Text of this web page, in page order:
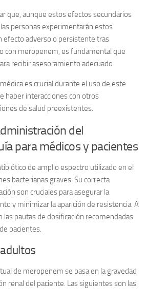
que, aunque estos efectos secundarios
personas experimentarán estos
efecto adverso o persistente tras
con meropenem, es fundamental que
recibir asesoramiento adecuado.
es crucial durante el uso de este
haber interacciones con otros
de salud preexistentes.
del
para médicos y pacientes
de amplio espectro utilizado en el
bacterianas graves. Su correcta
son cruciales para asegurar la
y minimizar la aparición de resistencia. A
las pautas de dosificación recomendadas
pacientes.
de meropenem se basa en la gravedad
renal del paciente. Las siguientes son las